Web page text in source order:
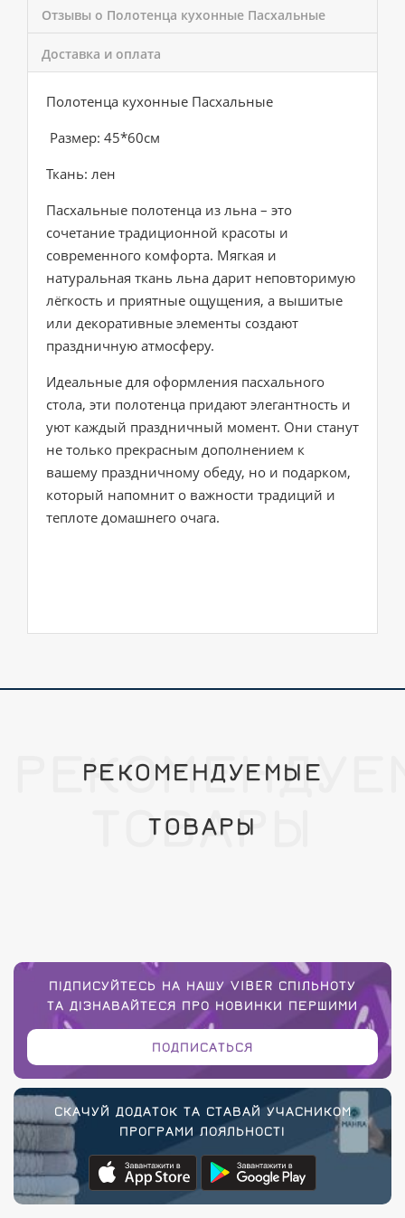
Отзывы о Полотенца кухонные Пасхальные
Доставка и оплата
Полотенца кухонные Пасхальные
Размер: 45*60см
Ткань: лен
Пасхальные полотенца из льна – это
сочетание традиционной красоты и
современного комфорта. Мягкая и
натуральная ткань льна дарит неповторимую
лёгкость и приятные ощущения, а вышитые
или декоративные элементы создают
праздничную атмосферу.
Идеальные для оформления пасхального
стола, эти полотенца придают элегантность и
уют каждый праздничный момент. Они станут
не только прекрасным дополнением к
вашему праздничному обеду, но и подарком,
который напомнит о важности традиций и
теплоте домашнего очага.
РЕКОМЕНДУЕМЫЕ
ТОВАРЫ
ТОВАРЫ
ПІДПИСУЙТЕСЬ НА НАШУ VIBER СПІЛЬНОТУ
ТА ДІЗНАВАЙТЕСЯ ПРО НОВИНКИ ПЕРШИМИ
ПОДПИСАТЬСЯ
СКАЧУЙ ДОДАТОК ТА СТАВАЙ УЧАСНИКОМ
ПРОГРАМИ ЛОЯЛЬНОСТІ